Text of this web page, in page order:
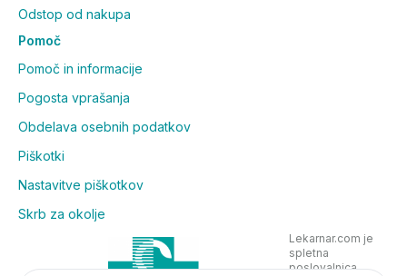
Odstop od nakupa
Pomoč
Pomoč in informacije
Pogosta vprašanja
Obdelava osebnih podatkov
Piškotki
Nastavitve piškotkov
Skrb za okolje
Lekarnar.com je
spletna
poslovalnica